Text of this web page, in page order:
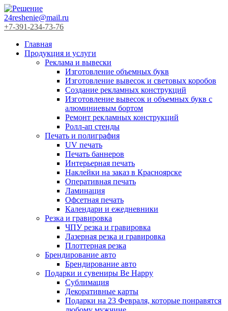
24reshenie@mail.ru
+7-391-234-73-76
Главная
Продукция и услуги
Реклама и вывески
Изготовление объемных букв
Изготовление вывесок и световых коробов
Создание рекламных конструкций
Изготовление вывесок и объемных букв с
алюминиевым бортом
Ремонт рекламных конструкций
Ролл-ап стенды
Печать и полиграфия
UV печать
Печать баннеров
Интерьерная печать
Наклейки на заказ в Красноярске
Оперативная печать
Ламинация
Офсетная печать
Календари и ежедневники
Резка и гравировка
ЧПУ резка и гравировка
Лазерная резка и гравировка
Плоттерная резка
Брендирование авто
Брендирование авто
Подарки и сувениры Be Happy
Сублимация
Декоративные карты
Подарки на 23 Февраля, которые понравятся